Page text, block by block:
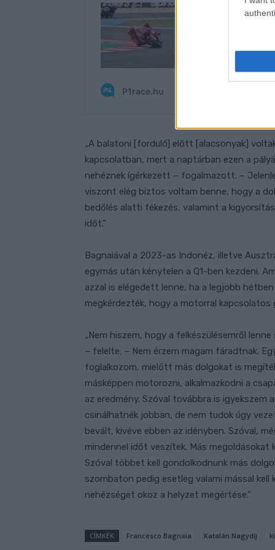
„A balatoni [forduló] előtt [alacsonyak]
kapcsolatban, mert a naptárban ezen a
nehéznek ígérkezett – fogalmazott. –
viszont elég biztos voltam benne, hogy a
bedőlés alatti fékezés, valamint a
időt.”
Bagnaiával a 2023-as Indonéz, illetve
egymás után kénytelen a Q1-ben kezdeni.
azzal is elégedett lenne, ha a legjobb
megkérdezték, hogy a motorral
„Nem hiszem, hogy a felkészülésemről
– felelte. – Nem érzem magam fáradtnak.
foglalkozom, mielőtt más dolgokat is
másképpen motorozni, alkalmazkodni a
az eredmény. Szóval továbbra is
csinálhatnék jobban, de nem tudok úgy
bevált, kivéve ebben az idényben. Szóval,
mindennel időt veszítek. Más megoldásokat
Szóval többet kell gondolkodnunk más
szombaton pedig esetleg valami mással kell
nehézséget okoz a helyzet megértése.”
CÍMKÉK Francesco Bagnaia Katalán Nagydíj